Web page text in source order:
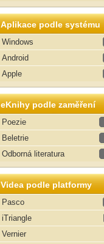
Aplikace podle systému
Windows
Android
Apple
eKnihy podle zaměření
Poezie
Beletrie
Odborná literatura
Videa podle platformy
Pasco
iTriangle
Vernier